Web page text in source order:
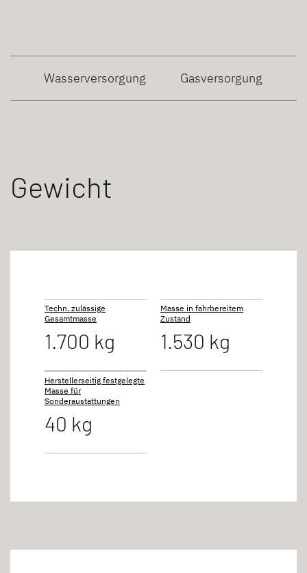
Wasserversorgung Gasversorgung
Gewicht
Techn. zulässige
Gesamtmasse
1.700 kg
Masse in fahrbereitem
Zustand
1.530 kg
Herstellerseitig festgelegte
Masse für
Sonderaustattungen
40 kg